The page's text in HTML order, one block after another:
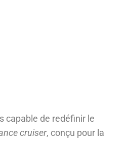
capable de redéfinir le
cruiser, conçu pour la